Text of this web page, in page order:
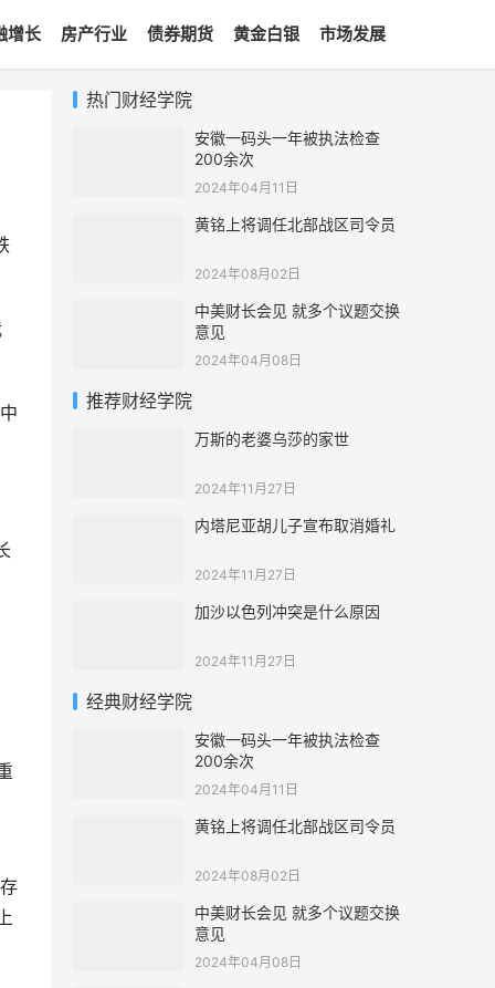
增长 房产行业 债券期货 黄金白银 市场发展
热门财经学院
安徽一码头一年被执法检查
200余次
2024年04月11日
黄铭上将调任北部战区司令员
2024年08月02日
中美财长会见 就多个议题交换
意见
2024年04月08日
推荐财经学院
万斯的老婆乌莎的家世
2024年11月27日
内塔尼亚胡儿子宣布取消婚礼
2024年11月27日
加沙以色列冲突是什么原因
2024年11月27日
经典财经学院
安徽一码头一年被执法检查
200余次
2024年04月11日
黄铭上将调任北部战区司令员
2024年08月02日
中美财长会见 就多个议题交换
意见
2024年04月08日